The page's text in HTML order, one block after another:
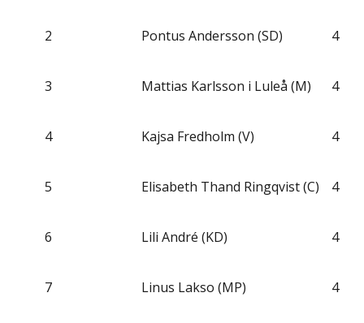
2 Pontus Andersson (SD) 4
3 Mattias Karlsson i Luleå (M) 4
4 Kajsa Fredholm (V) 4
5 Elisabeth Thand Ringqvist (C) 4
6 Lili André (KD) 4
7 Linus Lakso (MP) 4